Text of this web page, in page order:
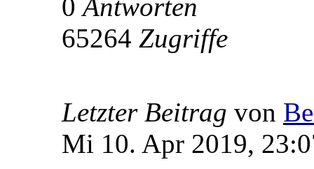
0Antworten
65264 Zugriffe
Letzter Beitrag von
Mi 10. Apr 2019,